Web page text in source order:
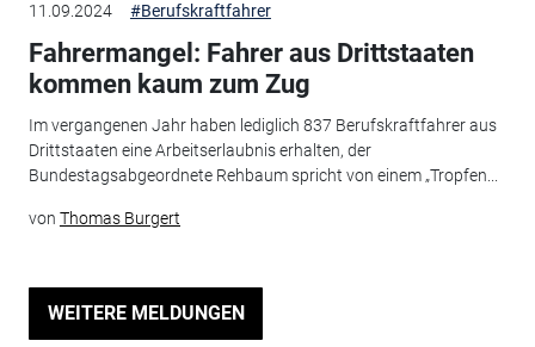
11.09.2024 #Berufskraftfahrer
Fahrermangel: Fahrer aus Drittstaaten
kommen kaum zum Zug
Im vergangenen Jahr haben lediglich 837 Berufskraftfahrer aus
Drittstaaten eine Arbeitserlaubnis erhalten, der
Bundestagsabgeordnete Rehbaum spricht von einem „Tropfen...
von Thomas Burgert
WEITERE MELDUNGEN